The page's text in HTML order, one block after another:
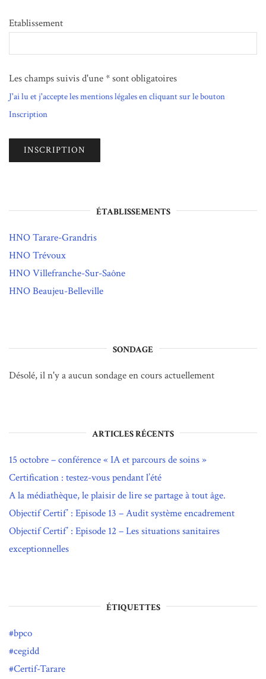
Etablissement
Les champs suivis d'une * sont obligatoires
J'ai lu et j'accepte les mentions légales en cliquant sur le bouton
Inscription
ÉTABLISSEMENTS
HNO Tarare-Grandris
HNO Trévoux
HNO Villefranche-Sur-Saône
HNO Beaujeu-Belleville
SONDAGE
Désolé, il n'y a aucun sondage en cours actuellement
ARTICLES RÉCENTS
15 octobre – conférence « IA et parcours de soins »
Certification : testez-vous pendant l’été
A la médiathèque, le plaisir de lire se partage à tout âge.
Objectif Certif’ : Episode 13 – Audit système encadrement
Objectif Certif’ : Episode 12 – Les situations sanitaires
exceptionnelles
ÉTIQUETTES
bpco
cegidd
Certif-Tarare